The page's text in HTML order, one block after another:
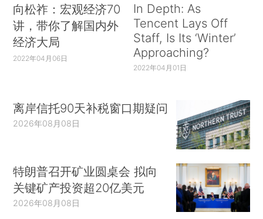
向松祚：宏观经济70
讲，带你了解国内外
经济大局
2022年04月06日
In Depth: As
Tencent Lays Off
Staff, Is Its ‘Winter’
Approaching?
2022年04月01日
离岸信托90天补税窗口期疑问
2026年08月08日
特朗普召开矿业圆桌会 拟向
关键矿产投资超20亿美元
2026年08月08日